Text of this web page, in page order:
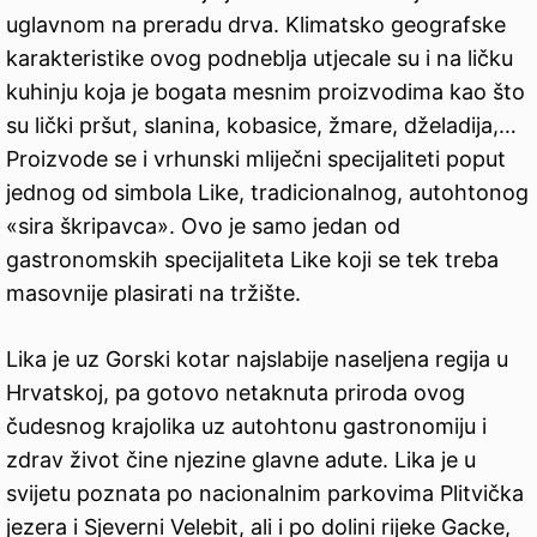
uglavnom na preradu drva. Klimatsko geografske
karakteristike ovog podneblja utjecale su i na ličku
kuhinju koja je bogata mesnim proizvodima kao što
su lički pršut, slanina, kobasice, žmare, dželadija,…
Proizvode se i vrhunski mliječni specijaliteti poput
jednog od simbola Like, tradicionalnog, autohtonog
«sira škripavca». Ovo je samo jedan od
gastronomskih specijaliteta Like koji se tek treba
masovnije plasirati na tržište.
Lika je uz Gorski kotar najslabije naseljena regija u
Hrvatskoj, pa gotovo netaknuta priroda ovog
čudesnog krajolika uz autohtonu gastronomiju i
zdrav život čine njezine glavne adute. Lika je u
svijetu poznata po nacionalnim parkovima Plitvička
jezera i Sjeverni Velebit, ali i po dolini rijeke Gacke,